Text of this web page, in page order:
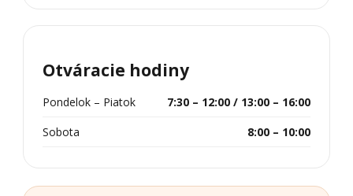
Otváracie hodiny
Pondelok – Piatok
7:30 – 12:00 / 13:00 – 16:00
Sobota
8:00 – 10:00